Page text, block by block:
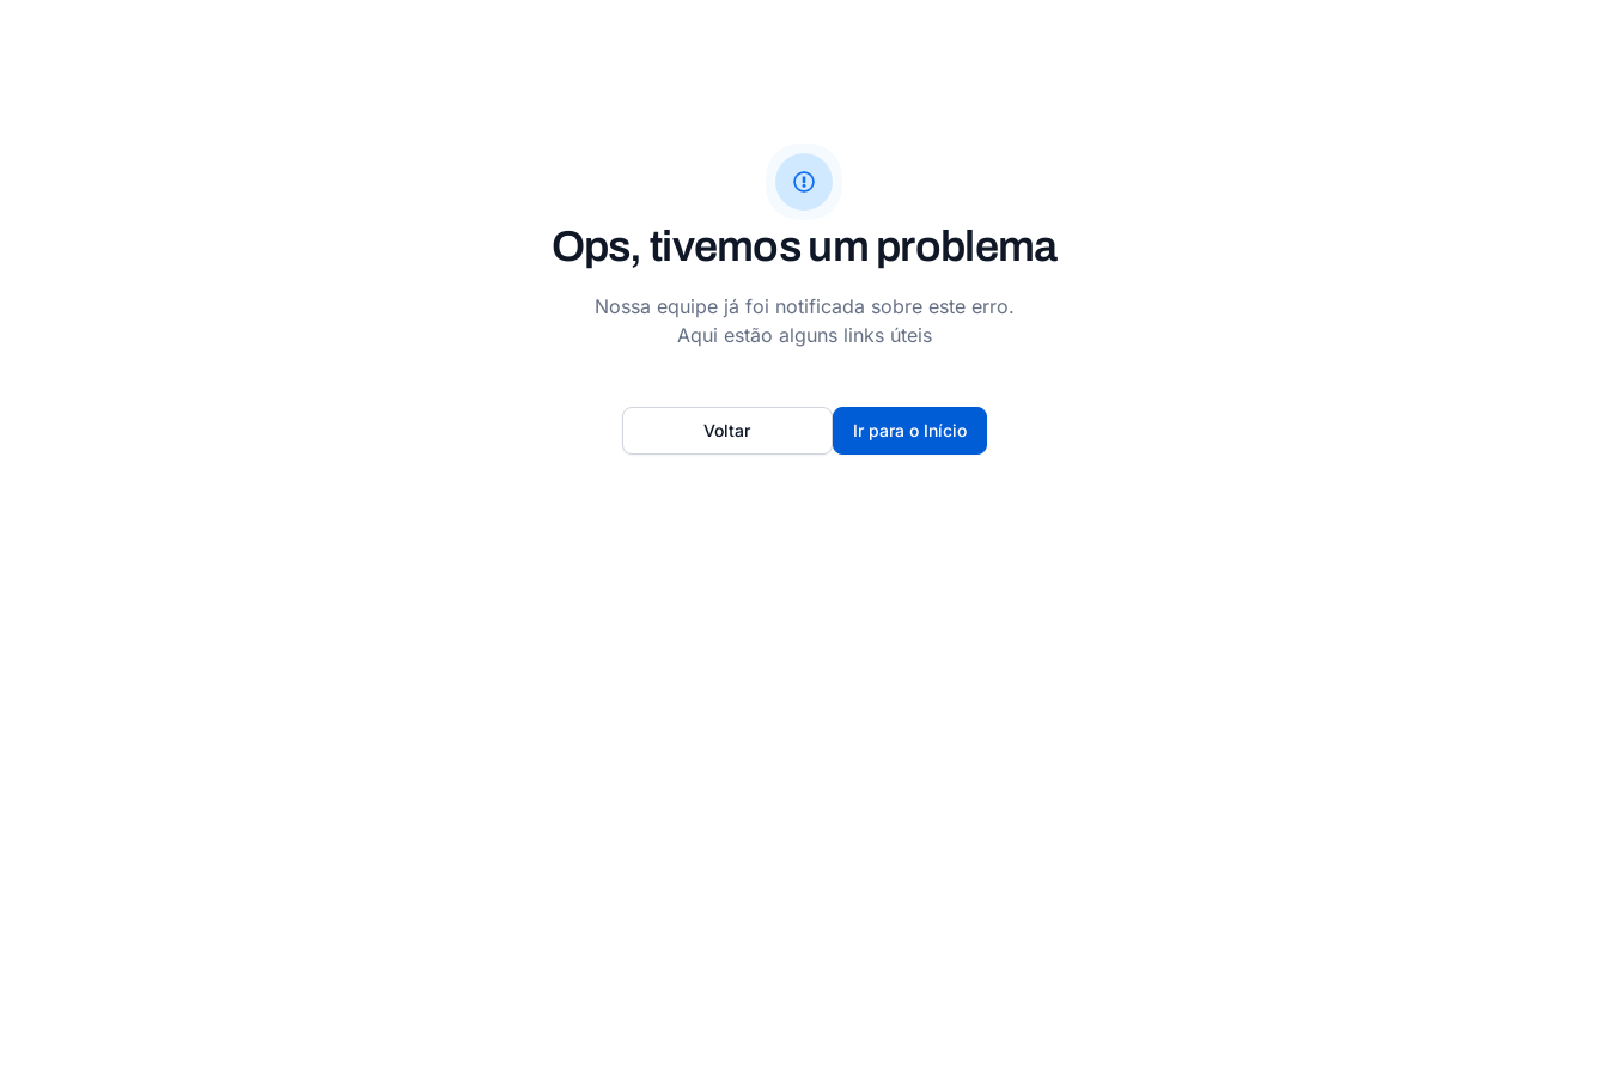
Ops, tivemos um problema
Nossa equipe já foi notificada sobre este erro.
Aqui estão alguns links úteis
Ir para o Início
Voltar